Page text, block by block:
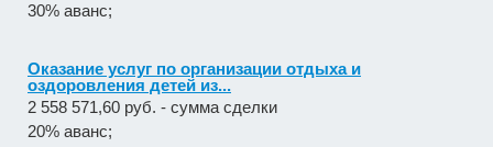
30% аванс;
Оказание услуг по организации отдыха и
оздоровления детей из...
2 558 571,60 руб. - сумма сделки
20% аванс;